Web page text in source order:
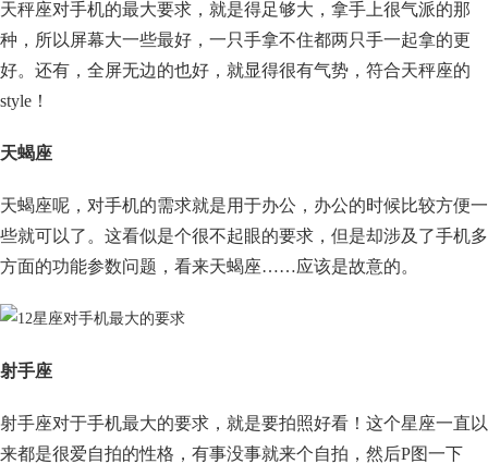
天秤座对手机的最大要求，就是得足够大，拿手上很气派的那
种，所以屏幕大一些最好，一只手拿不住都两只手一起拿的更
好。还有，全屏无边的也好，就显得很有气势，符合天秤座的
style！
天蝎座
天蝎座呢，对手机的需求就是用于办公，办公的时候比较方便一
些就可以了。这看似是个很不起眼的要求，但是却涉及了手机多
方面的功能参数问题，看来天蝎座……应该是故意的。
射手座
射手座对于手机最大的要求，就是要拍照好看！这个星座一直以
来都是很爱自拍的性格，有事没事就来个自拍，然后P图一下